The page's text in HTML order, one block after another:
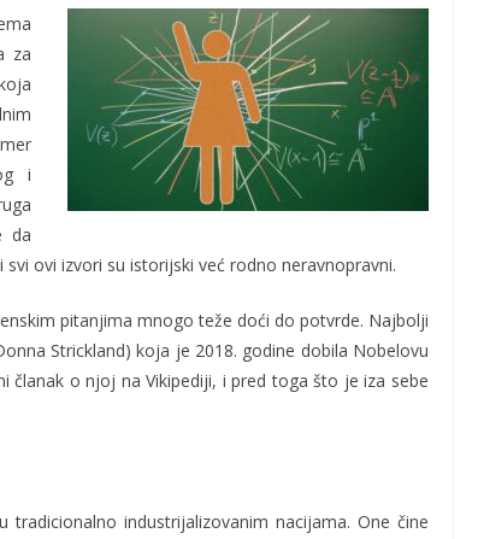
za
i
da
ovi izvori su istorijski već rodno neravnopravni.
pitanjima mnogo teže doći do potvrde. Najbolji
Strickland) koja je 2018. godine dobila Nobelovu
o njoj na Vikipediji, i pred toga što je iza sebe
industrijalizovanim nacijama. One čine